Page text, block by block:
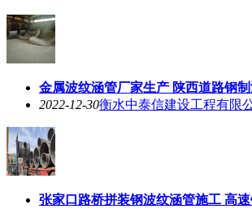
金属波纹涵管厂家生产 陕西道路钢
2022-12-30衡水中泰信建设工程有限
张家口路桥拼装钢波纹涵管施工 高